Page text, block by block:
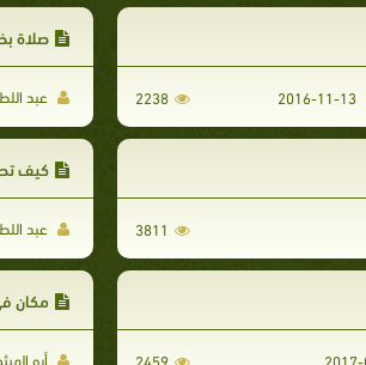
2016-11-13
2238
صلاة
عبد
3811
كيف
عبد
مكان
أبو